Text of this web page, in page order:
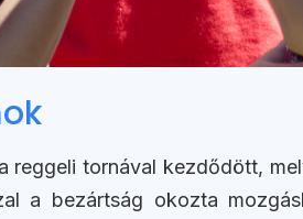
tornával kezdődött,
a bezártság okozta